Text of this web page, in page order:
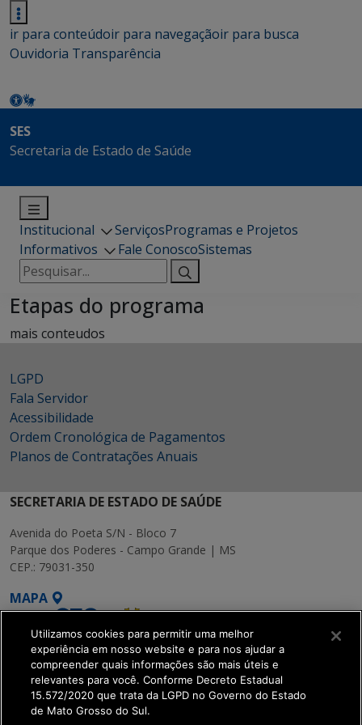
ir para conteúdoir para navegaçãoir para busca
Ouvidoria Transparência
SES
Secretaria de Estado de Saúde
Institucional ServiçosProgramas e Projetos
Informativos
Fale ConoscoSistemas
Pesquisar
por:
Etapas do programa
mais conteudos
LGPD
Fala Servidor
Acessibilidade
Ordem Cronológica de Pagamentos
Planos de Contratações Anuais
SECRETARIA DE ESTADO DE SAÚDE
Avenida do Poeta S/N - Bloco 7
Parque dos Poderes - Campo Grande | MS
CEP.: 79031-350
MAPA
SETDIG | Secretaria-
Executiva de
Utilizamos cookies para permitir uma melhor
experiência em nosso website e para nos ajudar a
compreender quais informações são mais úteis e
relevantes para você. Conforme Decreto Estadual
15.572/2020 que trata da LGPD no Governo do Estado
de Mato Grosso do Sul.